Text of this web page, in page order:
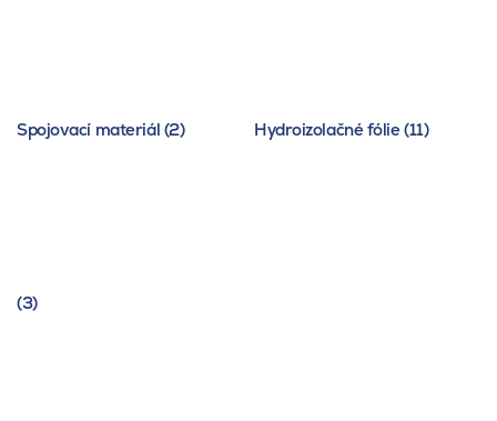
Spojovací materiál (2) Hydroizolačné fólie (11)
(3)